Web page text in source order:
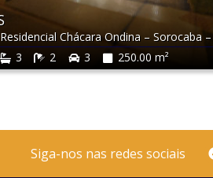
Chácara Ondina – Sorocaba
3 2 3 250.00 m²
Siga-nos nas redes sociais